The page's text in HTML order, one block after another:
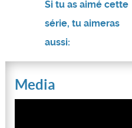
Si tu as aimé cette
série, tu aimeras
aussi:
Media